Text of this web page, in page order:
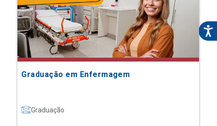
Graduação em Enfermagem
Graduação